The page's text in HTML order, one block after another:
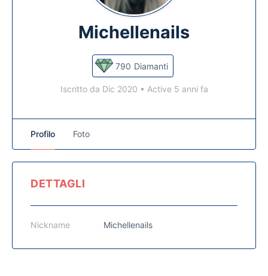
Michellenails
790 Diamanti
Iscritto da Dic 2020 • Active 5 anni fa
Profilo Foto
DETTAGLI
Nickname Michellenails